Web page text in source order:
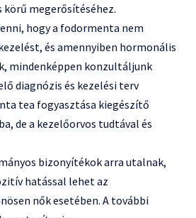
körű megerősítéséhez.
hogy a fodormenta nem
és amennyiben hormonális
mindenképpen konzultáljunk
diagnózis és kezelési terv
tea fogyasztása kiegészítő
de a kezelőorvos tudtával és
bizonyítékok arra utalnak,
hatással lehet az
nők esetében. A további